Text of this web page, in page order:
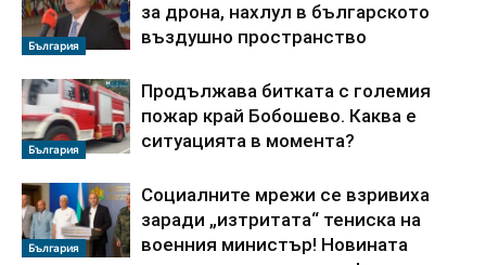
България
за дрона, нахлул в българското
въздушно пространство
България
Продължава битката с големия
пожар край Бобошево. Каква е
ситуацията в момента?
България
Социалните мрежи се взривиха
заради „изтритата“ тениска на
военния министър! Новината